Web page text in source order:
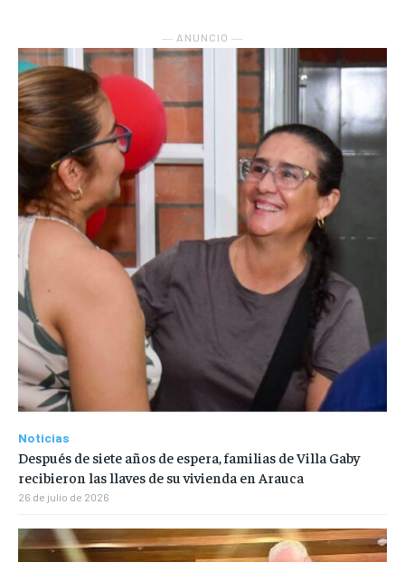
― ANUNCIO ―
Noticias
Después de siete años de espera, familias de Villa Gaby
recibieron las llaves de su vivienda en Arauca
26 de julio de 2026